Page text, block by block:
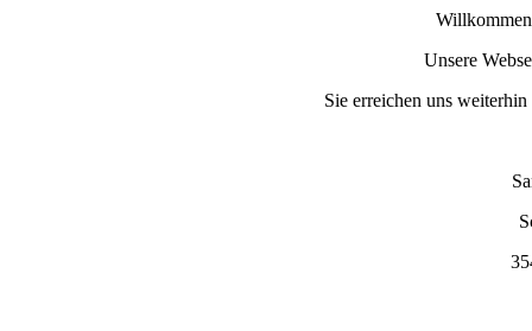
Unsere
Sie erreichen uns